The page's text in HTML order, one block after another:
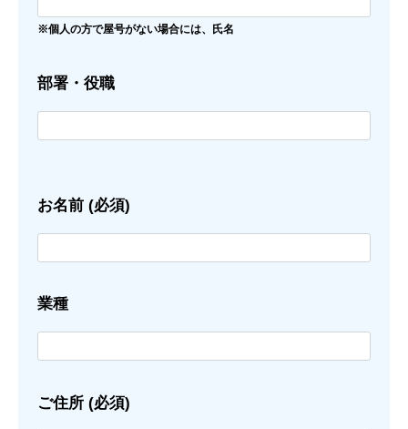
※個人の方で屋号がない場合には、氏名
部署・役職
お名前 (必須)
業種
ご住所 (必須)